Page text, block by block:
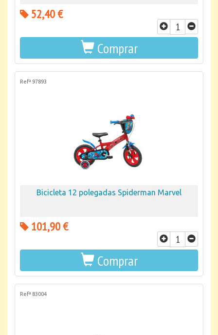
52,40 €
Comprar
Refª 97893
Bicicleta 12 polegadas Spiderman Marvel
101,90 €
Comprar
Refª 83004